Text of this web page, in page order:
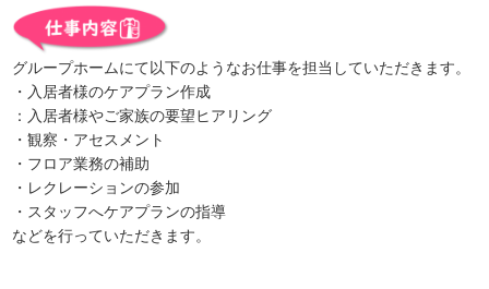
グループホームにて以下のようなお仕事を担当していただきます。
・入居者様のケアプラン作成
：入居者様やご家族の要望ヒアリング
・観察・アセスメント
・フロア業務の補助
・レクレーションの参加
・スタッフへケアプランの指導
などを行っていただきます。